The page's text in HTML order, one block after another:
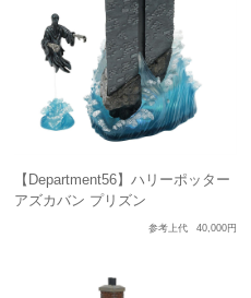
【Department56】ハリーポッター
アズカバン プリズン
参考上代 40,000円